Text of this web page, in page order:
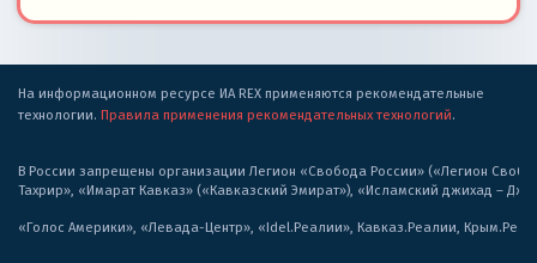
На информационном ресурсе ИА REX применяются рекомендательные
технологии. Правила применения рекомендательных технологий.
В России запрещены организации Легион «Свобода России» («Легион
Тахрир», «Имарат Кавказ» («Кавказский Эмират»), «Исламский джихад –
«Голос Америки», «Левада-Центр», «Idel.Реалии», Кавказ.Реалии,